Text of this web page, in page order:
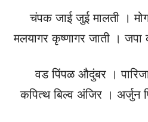
चंपक जाई जुई मालती ।
मलयागर कृष्णागर जाती ।
वड पिंपळ औदुंबर ।
कपित्थ बिल्व अंजिर ।